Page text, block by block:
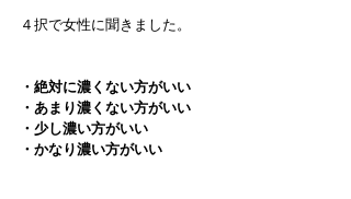
４択で女性に聞きました。
・絶対に濃くない方がいい
・あまり濃くない方がいい
・少し濃い方がいい
・かなり濃い方がいい